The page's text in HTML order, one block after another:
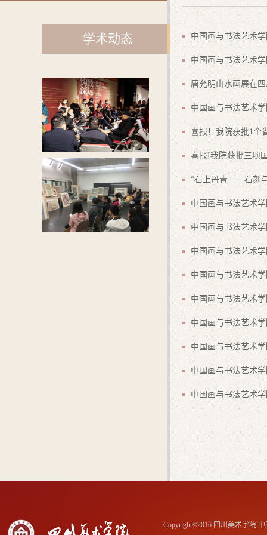
学术动态 中国画与书法艺术
中国画与书法艺术
唐允明山水画展在
中国画与书法艺术
喜报！我院获批1个
喜报I我院获批三项
“石上丹青——石刻
中国画与书法艺术
中国画与书法艺术
中国画与书法艺术
中国画与书法艺术
中国画与书法艺术
中国画与书法艺术
中国画与书法艺术
中国画与书法艺术
中国画与书法艺术
Copyright©2016 四川美术学院